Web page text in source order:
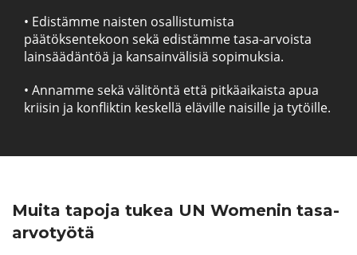
• Edistämme naisten osallistumista
päätöksentekoon sekä edistämme tasa-arvoista
lainsäädäntöä ja kansainvälisiä sopimuksia.
• Annamme sekä välitöntä että pitkäaikaista apua
kriisin ja konfliktin keskellä eläville naisille ja tytöille.
Muita tapoja tukea UN Womenin tasa-
arvotyötä